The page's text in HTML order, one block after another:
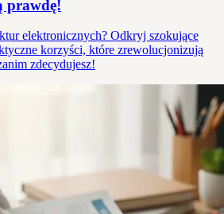
prawdę!
elektronicznych? Odkryj szokujące
korzyści, które zrewolucjonizują
zdecydujesz!